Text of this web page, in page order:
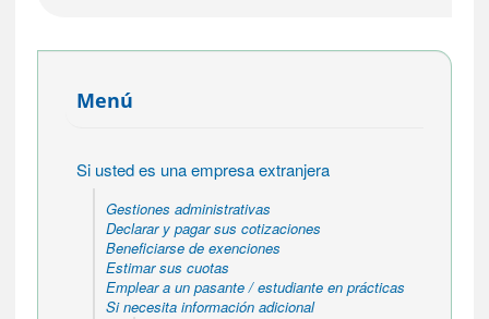
Menú
Si usted es una empresa extranjera
Gestiones administrativas
Declarar y pagar sus cotizaciones
Beneficiarse de exenciones
Estimar sus cuotas
Emplear a un pasante / estudiante en prácticas
Si necesita información adicional